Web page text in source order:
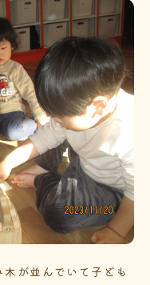
が並んでいて子ども